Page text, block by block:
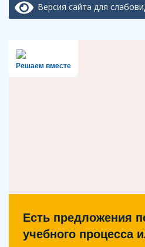
Версия сайта для
Решаем вместе
Есть предложения
учебного процесса